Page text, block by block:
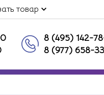
товар
8 (495) 142-
8 (977) 658-